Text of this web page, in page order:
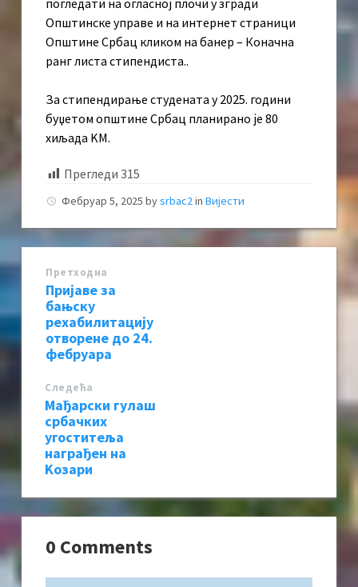
Општинске управе и на интернет страници
Општине Србац кликом на банер – Коначна
ранг листа стипендиста..
За стипендирање студената у 2025. години
буџетом општине Србац планирано је 80
хиљада KМ.
Прегледи 315
Фебруар 5, 2025 bysrbac2in Вијести
Претходна
Пријаве за
бањску
рехабилитацију
отворене до 24.
фебруара
Следећa
Мађарски гулаш
србачких
угоститеља
награђен на
Kозари
0 Comments